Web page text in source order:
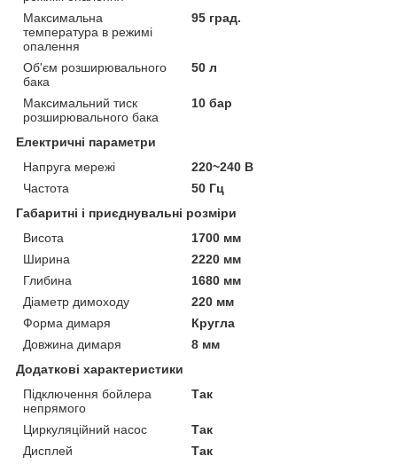
Максимальна
температура в режимі
опалення
95 град.
Об'єм розширювального
бака
50 л
Максимальний тиск
розширювального бака
10 бар
Електричні параметри
Напруга мережі
220~240 В
Частота
50 Гц
Габаритні і приєднувальні розміри
Висота
1700 мм
Ширина
2220 мм
Глибина
1680 мм
Діаметр димоходу
220 мм
Форма димаря
Кругла
Довжина димаря
8 мм
Додаткові характеристики
Підключення бойлера
непрямого
Так
Циркуляційний насос
Так
Дисплей
Так